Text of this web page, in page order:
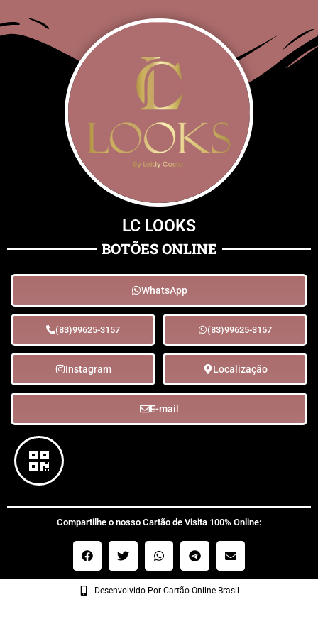
LC LOOKS
BOTÕES ONLINE
WhatsApp
(83)99625-3157 (83)99625-3157
Instagram Localização
E-mail
Compartilhe o nosso Cartão de Visita 100% Online:
Desenvolvido Por Cartão Online Brasil